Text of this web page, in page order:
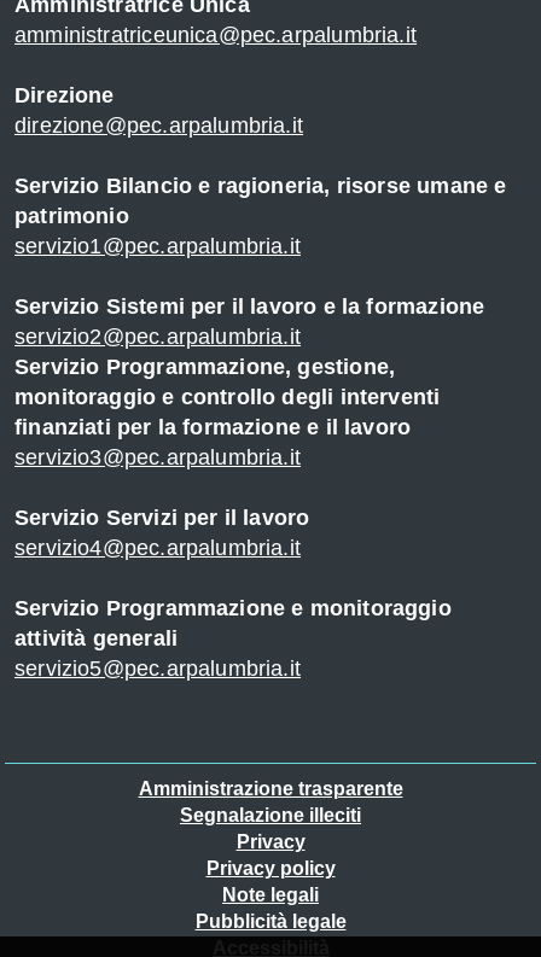
amministratriceunica@pec.arpalumbria.it
Direzione
direzione@pec.arpalumbria.it
Servizio Bilancio e ragioneria, risorse umane e
patrimonio
servizio1@pec.arpalumbria.it
Servizio Sistemi per il lavoro e la formazione
servizio2@pec.arpalumbria.it
Servizio Programmazione, gestione,
monitoraggio e controllo degli interventi
finanziati per la formazione e il lavoro
servizio3@pec.arpalumbria.it
Servizio Servizi per il lavoro
servizio4@pec.arpalumbria.it
Servizio Programmazione e monitoraggio
attività generali
servizio5@pec.arpalumbria.it
Amministrazione trasparente
Segnalazione illeciti
Privacy
Privacy policy
Note legali
Pubblicità legale